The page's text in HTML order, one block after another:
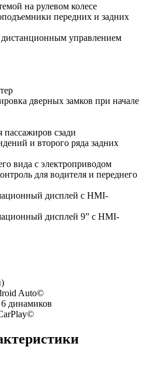
на рулевом колесе
передних и задних
управлением
дверных замков при начале
пассажиров сзади
и второго ряда задних
вида с электроприводом
для водителя и переднего
дисплей с HMI-
дисплей 9” с HMI-
Auto©
динамиков